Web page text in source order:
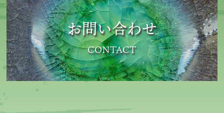
お問い合わせ
CONTACT